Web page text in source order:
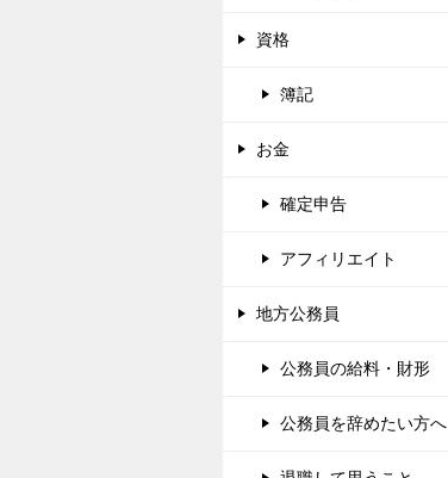
資格
簿記
お金
確定申告
アフィリエイト
地方公務員
公務員の給料・財形
公務員を辞めたい方へ